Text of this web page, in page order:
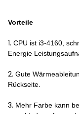
Vorteile
1. CPU ist i3-4160,
Energie
2. Gute
Rückseite.
3. Mehr Farbe kann